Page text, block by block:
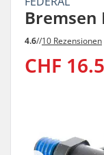
Bremsen
4.6//10 Rezensionen
CHF